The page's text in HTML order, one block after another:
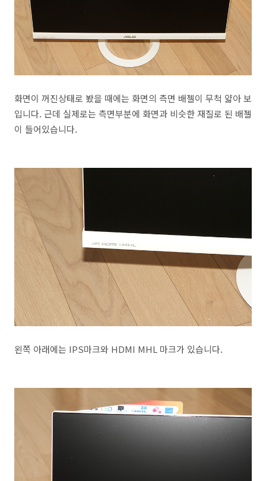
화면이 꺼진상태로 봤을 때에는 화면의 측면 배젤이 무척 얇아 보
입니다. 근데 실제로는 측면부분에 화면과 비슷한 재질로 된 배젤
이 들어있습니다.
왼쪽 아래에는 IPS마크와 HDMI MHL 마크가 있습니다.